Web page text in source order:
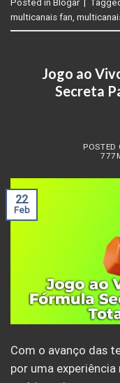
Posted in Blogar |
multicanais fan,
Jogo ao
Secreta
POSTED
22
Feb
Com o avanço das
por uma